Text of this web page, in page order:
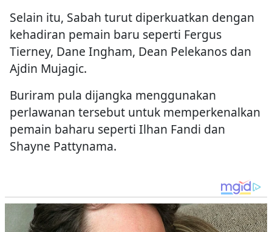
Selain itu, Sabah turut diperkuatkan dengan
kehadiran pemain baru seperti Fergus
Tierney, Dane Ingham, Dean Pelekanos dan
Ajdin Mujagic.
Buriram pula dijangka menggunakan
perlawanan tersebut untuk memperkenalkan
pemain baharu seperti Ilhan Fandi dan
Shayne Pattynama.